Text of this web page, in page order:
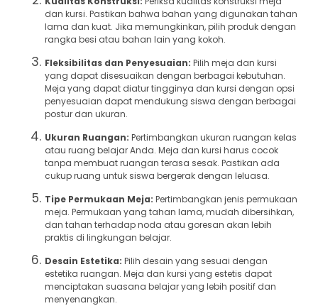
dan kursi. Pastikan bahwa bahan yang digunakan tahan
lama dan kuat. Jika memungkinkan, pilih produk dengan
rangka besi atau bahan lain yang kokoh.
Fleksibilitas dan Penyesuaian: Pilih meja dan kursi
yang dapat disesuaikan dengan berbagai kebutuhan.
Meja yang dapat diatur tingginya dan kursi dengan opsi
penyesuaian dapat mendukung siswa dengan berbagai
postur dan ukuran.
Ukuran Ruangan: Pertimbangkan ukuran ruangan kelas
atau ruang belajar Anda. Meja dan kursi harus cocok
tanpa membuat ruangan terasa sesak. Pastikan ada
cukup ruang untuk siswa bergerak dengan leluasa.
Tipe Permukaan Meja: Pertimbangkan jenis permukaan
meja. Permukaan yang tahan lama, mudah dibersihkan,
dan tahan terhadap noda atau goresan akan lebih
praktis di lingkungan belajar.
Desain Estetika: Pilih desain yang sesuai dengan
estetika ruangan. Meja dan kursi yang estetis dapat
menciptakan suasana belajar yang lebih positif dan
menyenangkan.